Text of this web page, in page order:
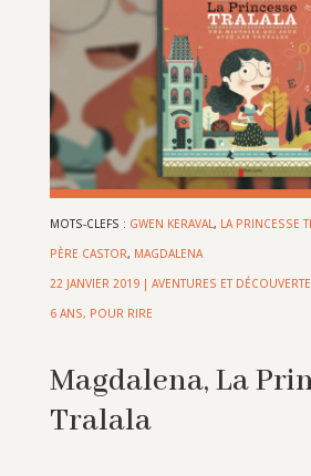
MOTS-CLEFS : GWEN KERAVAL , LA PRINCESSE
PÈRE CASTOR, MAGDALENA
22 JANVIER 2019| AVENTURES ET
6 ANS, POUR RIRE
Magdalena, La
Tralala